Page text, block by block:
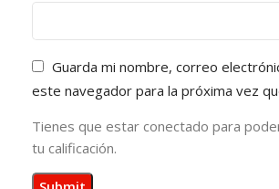
Guarda mi nombre, correo
este navegador para la próxima vez
Tienes que estar conectado para
tu calificación.